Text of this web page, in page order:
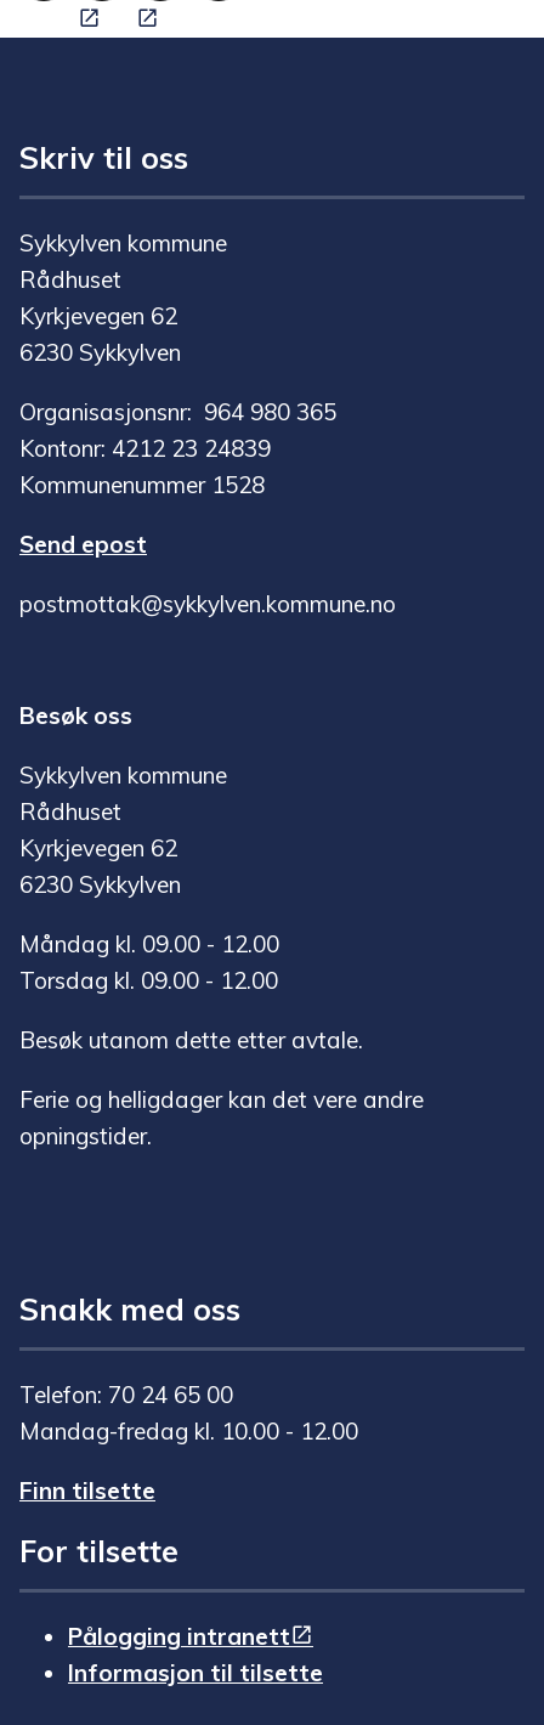
Skriv utDel på Facebook
Del på Twitter
Skriv til oss
Sykkylven kommune
Rådhuset
Kyrkjevegen 62
6230 Sykkylven
Organisasjonsnr: 964 980 365
Kontonr: 4212 23 24839
Kommunenummer 1528
Send epost
postmottak@sykkylven.kommune.no
Besøk oss
Sykkylven kommune
Rådhuset
Kyrkjevegen 62
6230 Sykkylven
Måndag kl. 09.00 - 12.00
Torsdag kl. 09.00 - 12.00
Besøk utanom dette etter avtale.
Ferie og helligdager kan det vere andre
opningstider.
Snakk med oss
Telefon: 70 24 65 00
Mandag-fredag kl. 10.00 - 12.00
Finn tilsette
For tilsette
Pålogging intranett
Informasjon til tilsette